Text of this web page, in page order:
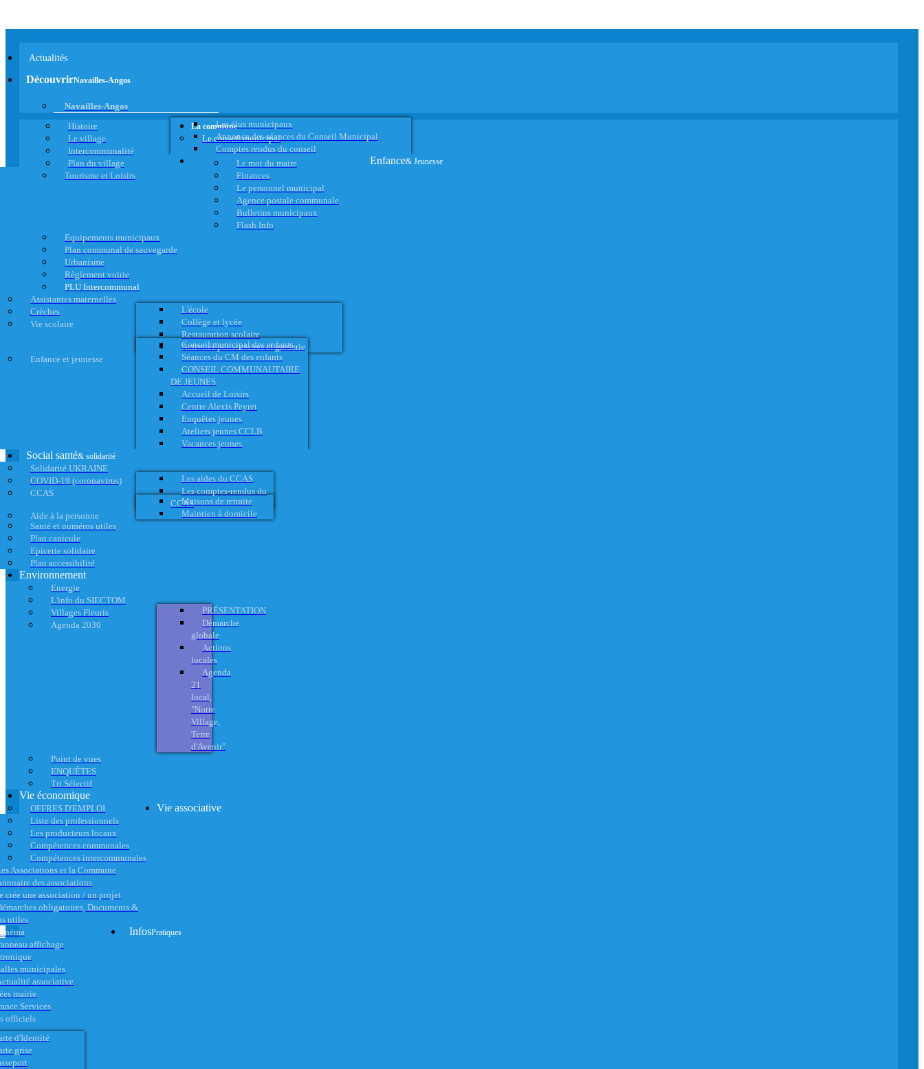
Actualités
DécouvrirNavailles-Angos
Navailles-Angos
Histoire
Le village
Intercommunalité
Plan du village
Tourisme et Loisirs
La commune
Le conseil municipal
Les élus municipaux
Annonce des séances du Conseil Municipal
Comptes rendus du conseil
Le mot du maire
Finances
Le personnel municipal
Agence postale communale
Bulletins municipaux
Flash Info
Equipements municipaux
Plan communal de sauvegarde
Urbanisme
Règlement voirie
PLU Intercommunal
Enfance& Jeunesse
Assistantes maternelles
Crèches
Vie scolaire
L'école
Collège et lycée
Restauration scolaire
Activités périscolaires et garderie
Enfance et jeunesse
Conseil municipal des enfants
Séances du CM des enfants
CONSEIL COMMUNAUTAIRE
DE JEUNES
Accueil de Loisirs
Centre Alexis Peyret
Enquêtes jeunes
Ateliers jeunes CCLB
Vacances jeunes
Social santé& solidarité
Solidarité UKRAINE
COVID-19 (coronavirus)
CCAS
Les aides du CCAS
Les comptes-rendus du
CCAS
Aide à la personne
Maisons de retraite
Maintien à domicile
Santé et numéros utiles
Plan canicule
Epicerie solidaire
Plan accessibilité
Environnement
Energie
L'info du SIECTOM
Villages Fleuris
Agenda 2030
PRÉSENTATION
Démarche
globale
Actions
locales
Agenda
21
local,
"Notre
Village,
Terre
d'Avenir"
Point de vues
ENQUÊTES
Tri Sélectif
Vie économique
OFFRES D'EMPLOI
Liste des professionnels
Les producteurs locaux
Compétences communales
Compétences intercommunales
Vie associative
Associations et la Commune
des associations
crée une association / un projet
obligatoires, Documents &
utiles
affichage
municipales
associative
InfosPratiques
mairie
Services
officiels
d'Identité
grise